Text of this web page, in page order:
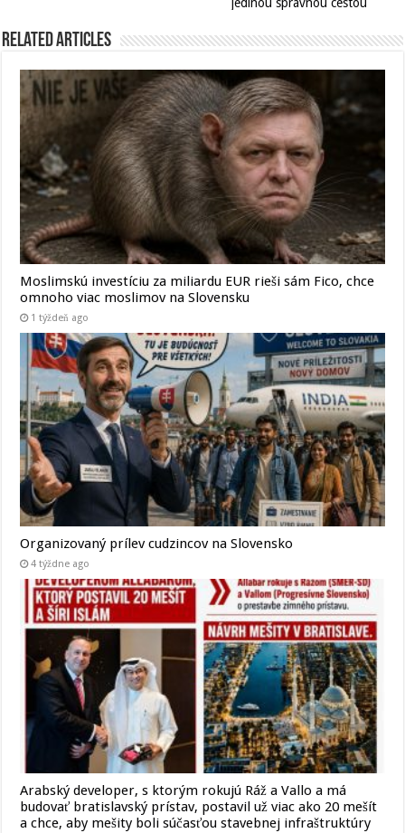
Related Articles
Moslimskú investíciu za miliardu EUR rieši sám Fico, chce
omnoho viac moslimov na Slovensku
1 týždeň ago
Organizovaný prílev cudzincov na Slovensko
4 týždne ago
Arabský developer, s ktorým rokujú Ráž a Vallo a má
budovať bratislavský prístav, postavil už viac ako 20 mešít
a chce, aby mešity boli súčasťou stavebnej infraštruktúry